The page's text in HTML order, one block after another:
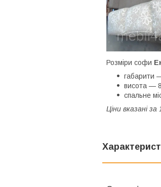
Розміри софи
габарити
висота —
спальне
Ціни вказані